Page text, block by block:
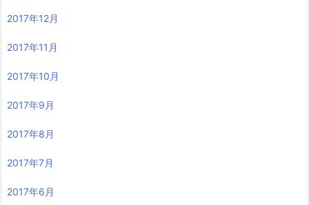
2017年12月
2017年11月
2017年10月
2017年9月
2017年8月
2017年7月
2017年6月